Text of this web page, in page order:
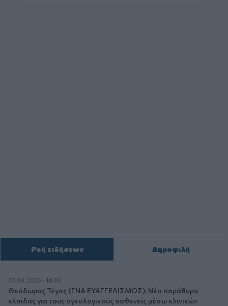
Ροή ειδήσεων Δημοφιλή
07.08.2026 - 14:38
Θεόδωρος Τέγος (ΓΝΑ ΕΥΑΓΓΕΛΙΣΜΟΣ): Νέο παράθυρο
ελπίδας για τους ογκολογικούς ασθενείς μέσω κλινικών